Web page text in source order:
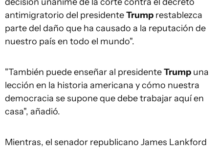
antimigratorio del presidenteTrump restablezca
parte del daño que ha causado a la reputación de
nuestro país en todo el mundo".
"También puede enseñar al presidenteTrump una
lección en la historia americana y cómo nuestra
democracia se supone que debe trabajar aquí en
casa", añadió.
Mientras, el senador republicano James Lankford